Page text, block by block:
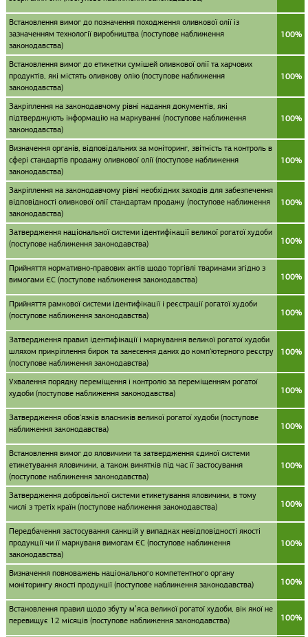
Встановлення вимог до позначення походження оливкової олії із
зазначенням технології виробництва (поступове наближення
законодавства)
100%
Встановлення вимог до етикетки сумішей оливкової олії та харчових
продуктів, які містять оливкову олію (поступове наближення
законодавства)
100%
Закріплення на законодавчому рівні надання документів, які
підтверджують інформацію на маркуванні (поступове наближення
законодавства)
100%
Визначення органів, відповідальних за моніторинг, звітність та контроль в
сфері стандартів продажу оливкової олії (поступове наближення
законодавства)
100%
Закріплення на законодавчому рівні необхідних заходів для забезпечення
відповідності оливкової олії стандартам продажу (поступове наближення
законодавства)
100%
Затвердження національної системи ідентифікації великої рогатої худоби
(поступове наближення законодавства)
100%
Прийняття нормативно-правових актів щодо торгівлі тваринами згідно з
вимогами ЄС (поступове наближення законодавства)
100%
Прийняття рамкової системи ідентифікації і реєстрації рогатої худоби
(поступове наближення законодавства)
100%
Затвердження правил ідентифікації і маркування великої рогатої худоби
шляхом прикріплення бирок та занесення даних до комп'ютерного реєстру
(поступове наближення законодавства)
100%
Ухвалення порядку переміщення і контролю за переміщенням рогатої
худоби (поступове наближення законодавства)
100%
Затвердження обов'язків власників великої рогатої худоби (поступове
наближення законодавства)
100%
Встановлення вимог до яловичини та затвердження єдиної системи
етикетування яловичини, а також винятків під час її застосування
(поступове наближення законодавства)
100%
Затвердження добровільної системи етикетування яловичини, в тому
числі з третіх країн (поступове наближення законодавства)
100%
Передбачення застосування санкцій у випадках невідповідності якості
продукції чи її маркуваня вимогам ЄС (поступове наближення
законодавства)
100%
Визначення повноважень національного компетентного органу
моніторингу якості продукції (поступове наближення законодавства)
100%
Встановлення правил щодо збуту м’яса великої рогатої худоби, вік якої не
перевищує 12 місяців (поступове наближення законодавства)
100%